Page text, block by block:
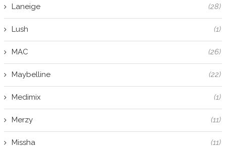
Laneige (28)
Lush (1)
MAC (26)
Maybelline (22)
Medimix (1)
Merzy (11)
Missha (11)